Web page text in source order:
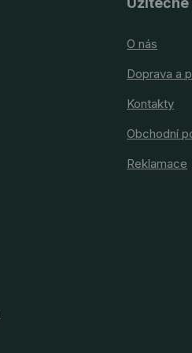
O nás
Doprava a
Kontakty
Obchodní
Reklamace